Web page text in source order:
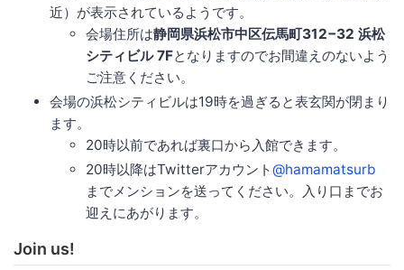
近）が表示されているようです。
会場住所は静岡県浜松市中区伝馬町312−32 浜松
シティビル 7Fとなりますのでお間違えのないよう
ご注意ください。
会場の浜松シティビルは19時を過ぎると表玄関が閉まり
ます。
20時以前であれば裏口から入館できます。
20時以降はTwitterアカウント@hamamatsurb
までメンションを送ってください。入り口までお
迎えにあがります。
Join us!